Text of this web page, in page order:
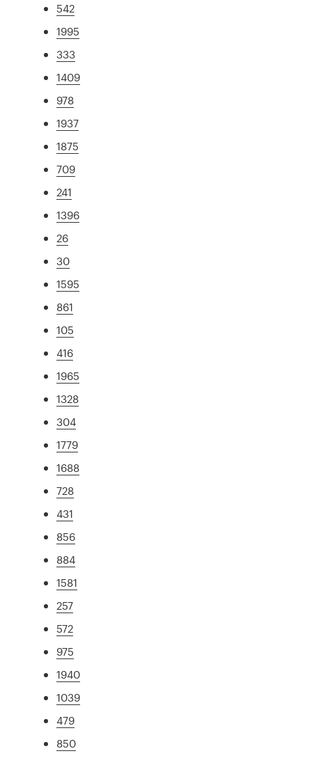
542
1995
333
1409
978
1937
1875
709
241
1396
26
30
1595
861
105
416
1965
1328
304
1779
1688
728
431
856
884
1581
257
572
975
1940
1039
479
850